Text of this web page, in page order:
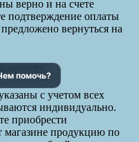
верно и на счете
подтверждение оплаты
вернуться на
с учетом всех
индивидуально.
приобрести
магазине продукцию по